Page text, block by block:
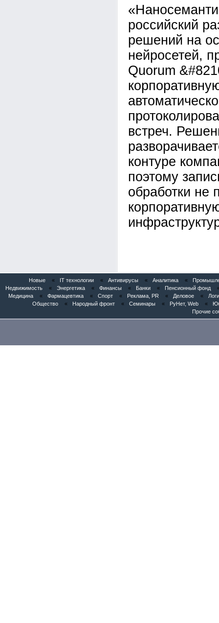
российский
решений на
нейросетей,
Quorum
встреч.
контуре
поэтому
обработки не
Новые « IT технологии « Антивирусы « Аналитика «
Недвижимость
« Энергетика « Финансы « Банки « Пенсионный фонд
Медицина
« Фармацевтика « Спорт « Реклама, PR « Деловое «
Общество
« Народный фронт « Семинары « РуНет, Web «
Прочие